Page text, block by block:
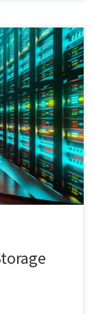
Perusahaan
data untuk
teknologi IT
IT Solution,
[…]